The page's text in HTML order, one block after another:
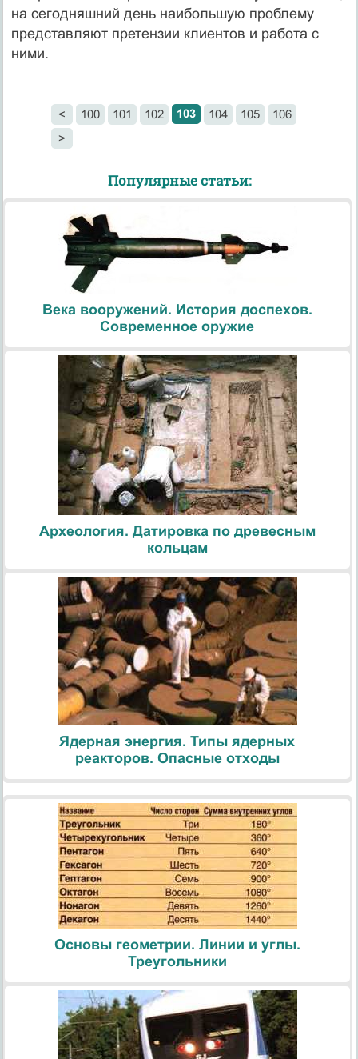
на сегодняшний день наибольшую проблему
представляют претензии клиентов и работа с
ними.
< 100 101 102 103 104 105
106
>
Популярные статьи:
Века вооружений. История доспехов.
Современное оружие
Археология. Датировка по древесным
кольцам
Ядерная энергия. Типы ядерных
реакторов. Опасные отходы
Основы геометрии. Линии и углы.
Треугольники